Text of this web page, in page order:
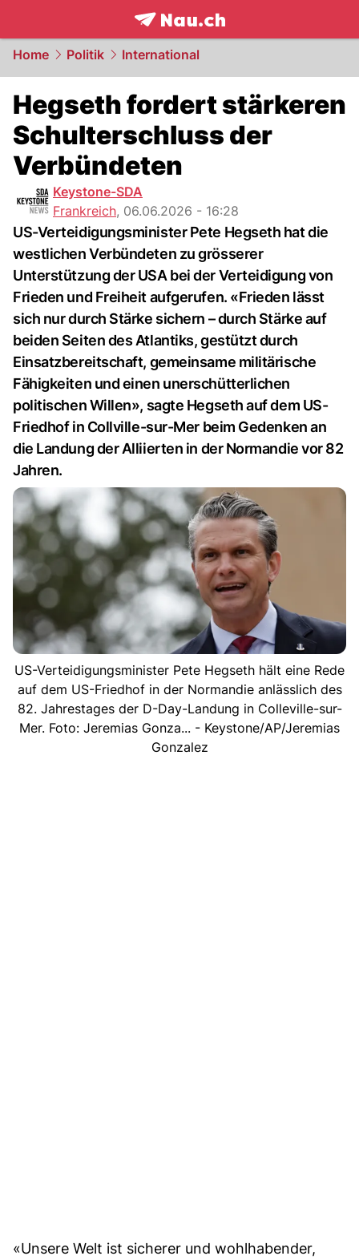
frontpage.NAU.ch
Home Politik International
Hegseth fordert stärkeren
Schulterschluss der
Verbündeten
Keystone-SDA
Frankreich, 06.06.2026 - 16:28
US-Verteidigungsminister Pete Hegseth hat die
westlichen Verbündeten zu grösserer
Unterstützung der USA bei der Verteidigung von
Frieden und Freiheit aufgerufen. «Frieden lässt
sich nur durch Stärke sichern – durch Stärke auf
beiden Seiten des Atlantiks, gestützt durch
Einsatzbereitschaft, gemeinsame militärische
Fähigkeiten und einen unerschütterlichen
politischen Willen», sagte Hegseth auf dem US-
Friedhof in Collville-sur-Mer beim Gedenken an
die Landung der Alliierten in der Normandie vor 82
Jahren.
US-Verteidigungsminister Pete Hegseth hält eine Rede
auf dem US-Friedhof in der Normandie anlässlich des
82. Jahrestages der D-Day-Landung in Colleville-sur-
Mer. Foto: Jeremias Gonza... - Keystone/AP/Jeremias
Gonzalez
«Unsere Welt ist sicherer und wohlhabender,